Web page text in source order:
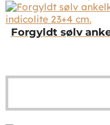
Forgyldt sølv